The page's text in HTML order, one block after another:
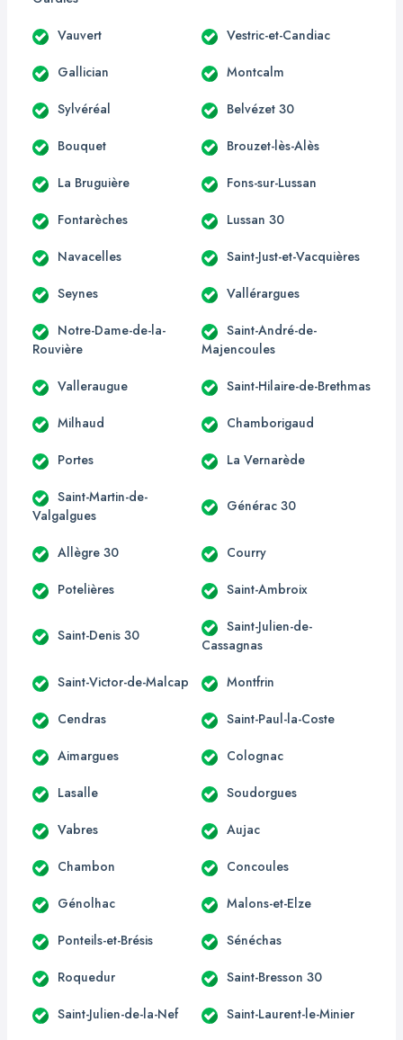
Vauvert Vestric-et-Candiac
Gallician Montcalm
Sylvéréal Belvézet 30
Bouquet Brouzet-lès-Alès
La Bruguière Fons-sur-Lussan
Fontarèches Lussan 30
Navacelles Saint-Just-et-Vacquières
Seynes Vallérargues
Notre-Dame-de-la-
Rouvière
Saint-André-de-
Majencoules
Valleraugue Saint-Hilaire-de-Brethmas
Milhaud Chamborigaud
Portes La Vernarède
Saint-Martin-de-
Valgalgues
Générac 30
Allègre 30 Courry
Potelières Saint-Ambroix
Saint-Denis 30
Saint-Julien-de-
Cassagnas
Saint-Victor-de-Malcap Montfrin
Cendras Saint-Paul-la-Coste
Aimargues Colognac
Lasalle Soudorgues
Vabres Aujac
Chambon Concoules
Génolhac Malons-et-Elze
Ponteils-et-Brésis Sénéchas
Roquedur Saint-Bresson 30
Saint-Julien-de-la-Nef Saint-Laurent-le-Minier